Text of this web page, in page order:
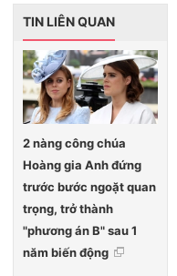
TIN LIÊN QUAN
2 nàng công chúa
Hoàng gia Anh đứng
trước bước ngoặt quan
trọng, trở thành
"phương án B" sau 1
năm biến động